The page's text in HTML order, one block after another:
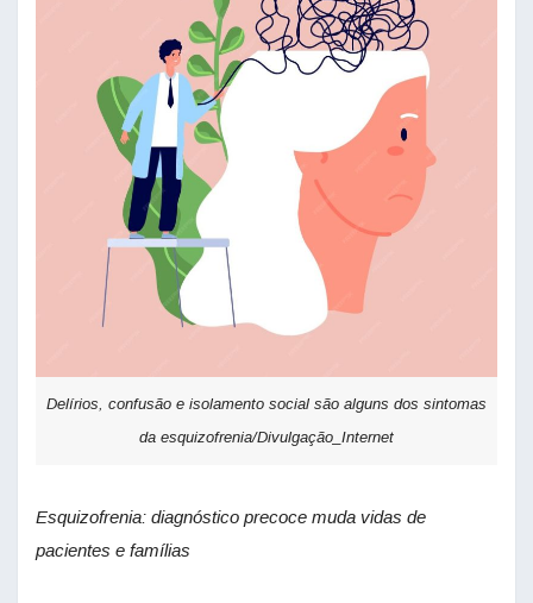
Delírios, confusão e isolamento social são alguns dos sintomas
da esquizofrenia/Divulgação_Internet
Esquizofrenia: diagnóstico precoce muda vidas de
pacientes e famílias